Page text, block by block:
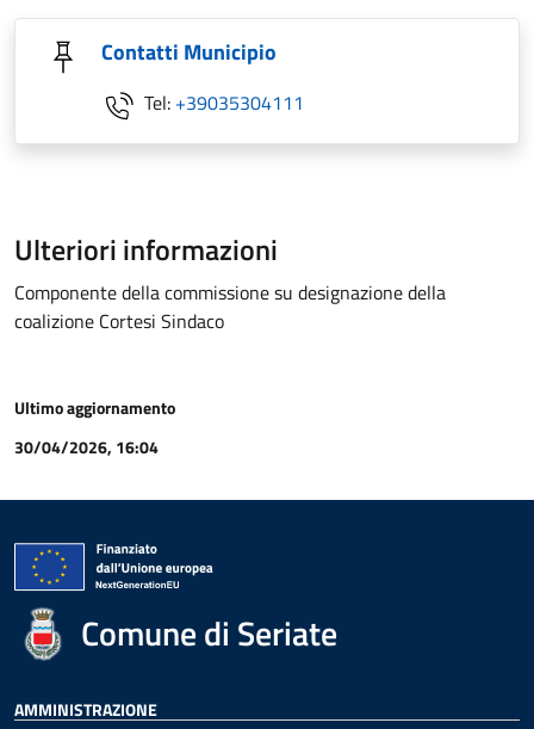
Contatti Municipio
Tel: +39035304111
Ulteriori informazioni
Componente della commissione su designazione della
coalizione Cortesi Sindaco
Ultimo aggiornamento
30/04/2026, 16:04
Comune di Seriate
AMMINISTRAZIONE